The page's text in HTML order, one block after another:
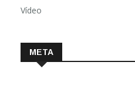
Vídeo
META